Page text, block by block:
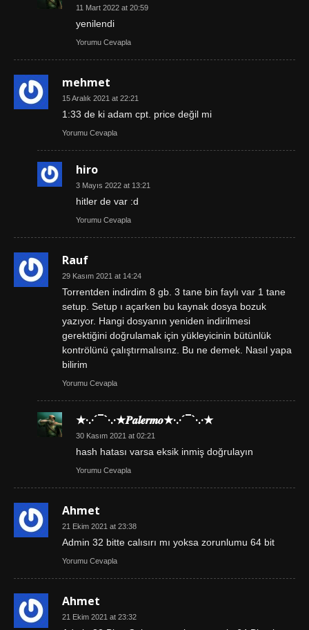
11 Mart 2022 at 20:59
yenilendi
Yorumu Cevapla
mehmet
15 Aralık 2021 at 22:21
1:33 de ki adam cpt. price değil mi
Yorumu Cevapla
hiro
3 Mayıs 2022 at 13:21
hitler de var :d
Yorumu Cevapla
Rauf
29 Kasım 2021 at 14:24
Torrentden indirdim 8 gb. 3 tane bin faylı var 1 tane
setup. Setup ı açarken bu kaynak dosya bozuk
yazıyor. Hangi dosyanın yeniden indirilmesi
gerektiğini doğrulamak için yükleyicinin bütünlük
kontrölünü çalıştırmalısınz. Bu ne demek. Nasıl yapa
bilirim
Yorumu Cevapla
★·.·´¯`·.·★𝑷𝒂𝒍𝒆𝒓𝒎𝒐★·.·´¯`·.·★
30 Kasım 2021 at 02:21
hash hatası varsa eksik inmiş doğrulayın
Yorumu Cevapla
Ahmet
21 Ekim 2021 at 23:38
Admin 32 bitte calısırı mı yoksa zorunlumu 64 bit
Yorumu Cevapla
Ahmet
21 Ekim 2021 at 23:32